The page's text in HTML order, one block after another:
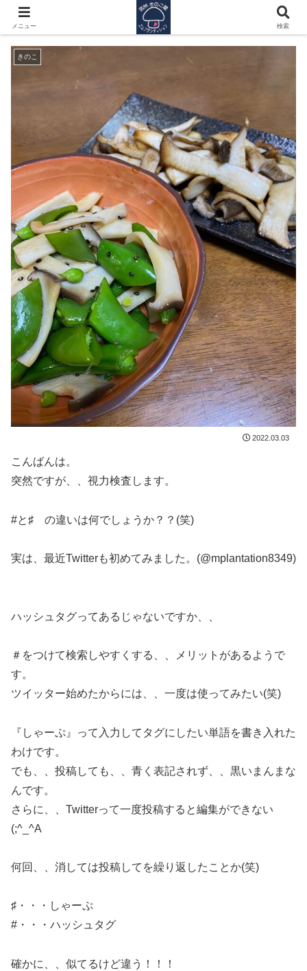
エリンギとスナップエンドー
きのこ
2022.03.03
こんばんは。
突然ですが、、視力検査します。
#と♯ の違いは何でしょうか？？(笑)
実は、最近Twitterも初めてみました。(@mplantation8349)
ハッシュタグってあるじゃないですか、、
＃をつけて検索しやすくする、、メリットがあるようで
す。
ツイッター始めたからには、、一度は使ってみたい(笑)
『しゃーぷ』って入力してタグにしたい単語を書き入れた
わけです。
でも、、投稿しても、、青く表記されず、、黒いまんまな
んです。
さらに、、Twitterって一度投稿すると編集ができない
(;^_^A
何回、、消しては投稿してを繰り返したことか(笑)
♯・・・しゃーぷ
#・・・ハッシュタグ
確かに、、似てるけど違う！！！
メニュー 検索